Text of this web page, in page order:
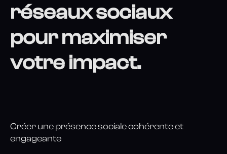
réseaux sociaux
pour maximiser
votre impact.
Créer une présence sociale cohérente et
engageante